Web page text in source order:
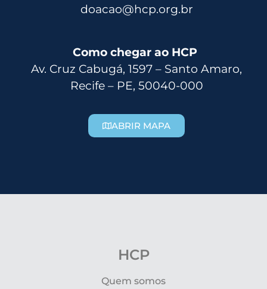
doacao@hcp.org.br
Como chegar ao HCP
Av. Cruz Cabugá, 1597 – Santo Amaro,
Recife – PE, 50040-000
ABRIR MAPA
HCP
Quem somos